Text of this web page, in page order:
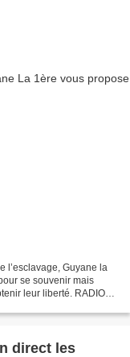
l’esclavage, Guyane la
se souvenir mais
leur liberté. RADIO
direct les